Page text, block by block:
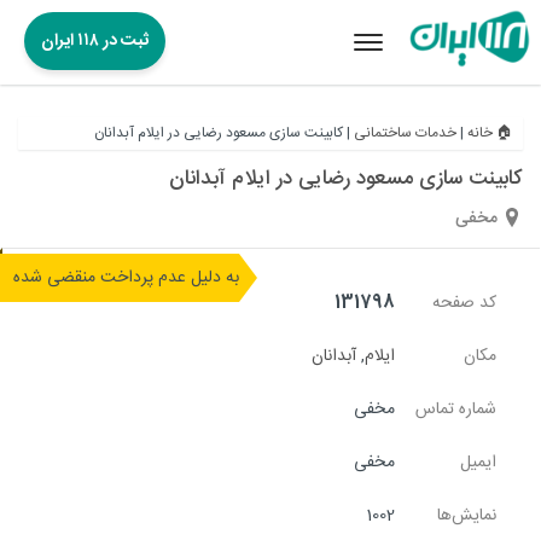
Toggle
ثبت در ۱۱۸ ایران
🏠 خانه|خدمات ساختمانی|کابینت سازی مسعود رضایی در ایلام آبدانان
کابینت سازی مسعود رضایی در ایلام آبدانان
مخفی
به دلیل عدم پرداخت منقضی شده
کد صفحه
131798
مکان
ایلام,آبدانان
شماره تماس
مخفی
ایمیل
مخفی
نمایش‌ها
1002